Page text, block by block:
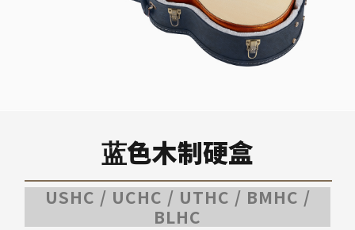
蓝色木制硬盒
USHC / UCHC / UTHC / BMHC /
BLHC